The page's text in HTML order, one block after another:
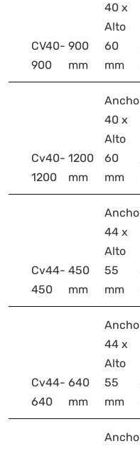
CV40-
900
900
mm
40 x
Alto
60
mm
Cv40-
1200
1200
mm
Ancho
40 x
Alto
60
mm
Cv44-
450
450
mm
Ancho
44 x
Alto
55
mm
Cv44-
640
640
mm
Ancho
44 x
Alto
55
mm
Ancho